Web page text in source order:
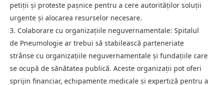
petiții și proteste pașnice pentru a cere autorităților soluții
urgente și alocarea resurselor necesare.
3. Colaborare cu organizațiile neguvernamentale: Spitalul
de Pneumologie ar trebui să stabilească parteneriate
strânse cu organizațiile neguvernamentale și fundațiile care
se ocupă de sănătatea publică. Aceste organizații pot oferi
sprijin financiar, echipamente medicale și expertiză pentru a